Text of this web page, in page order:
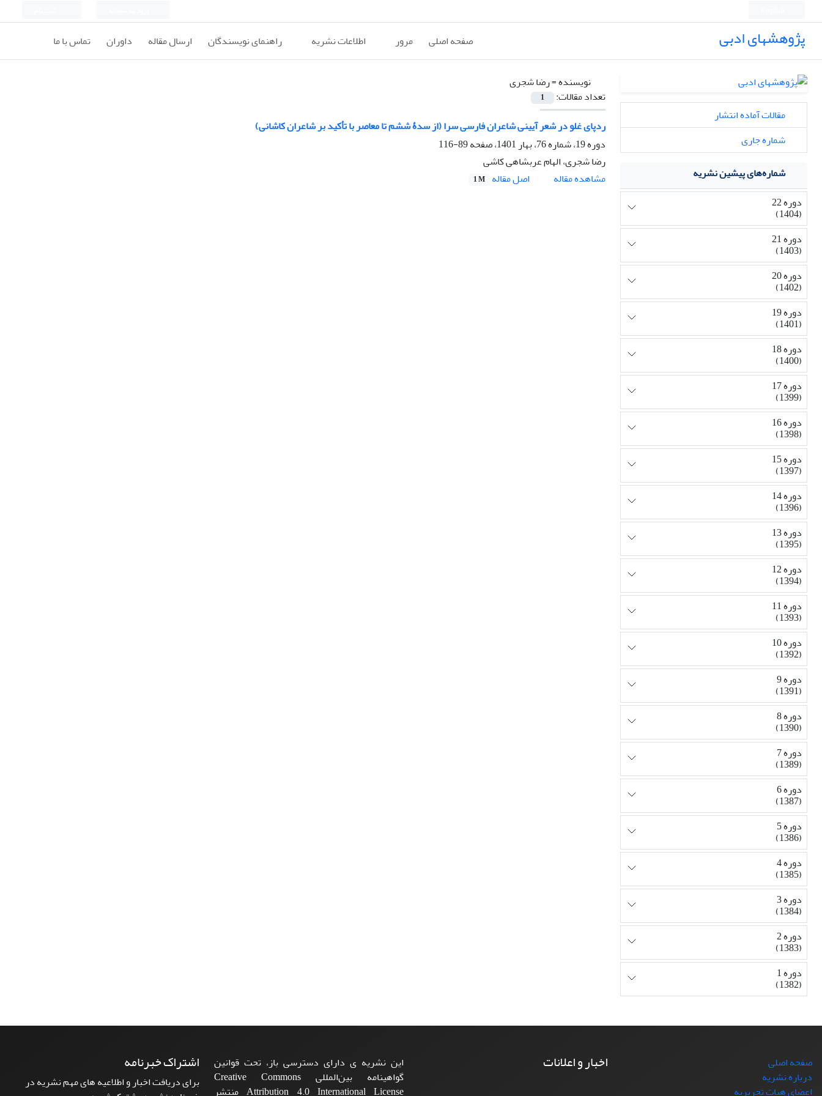
پژوهشهای ادبی صفحه اصلی مرور اطلاعات نشریه راهنمای نویسندگان ارسال مقاله داوران تماس با ما
نویسنده =رضا شجری
تعداد مقالات:
1
ردپای غلو در شعر آیینی شاعران فارسی سرا (از سدۀ ششم تا معاصر با تأکید بر شاعران کاشانی)
دوره 19، شماره 76، بهار 1401، صفحه
89-116
رضا شجری، الهام عربشاهی کاشی
مشاهده مقاله
اصل مقاله 1 M
مقالات آماده انتشار
شماره جاری
شماره‌های پیشین نشریه
دوره 22
(1404)
دوره 21
(1403)
دوره 20
(1402)
دوره 19
(1401)
دوره 18
(1400)
دوره 17
(1399)
دوره 16
(1398)
دوره 15
(1397)
دوره 14
(1396)
دوره 13
(1395)
دوره 12
(1394)
دوره 11
(1393)
دوره 10
(1392)
دوره 9
(1391)
دوره 8
(1390)
دوره 7
(1389)
دوره 6
(1387)
دوره 5
(1386)
دوره 4
(1385)
دوره 3
(1384)
دوره 2
(1383)
دوره 1
(1382)
صفحه اصلی
درباره نشریه
اعضای هیات تحریریه
اخبار و اعلانات
این نشریه ی دارای دسترسی باز، تحت قوانین
گواهینامه بین‌المللی Creative Commons
Attribution 4.0 International License منتشر
اشتراک خبرنامه
برای دریافت اخبار و اطلاعیه های مهم نشریه در